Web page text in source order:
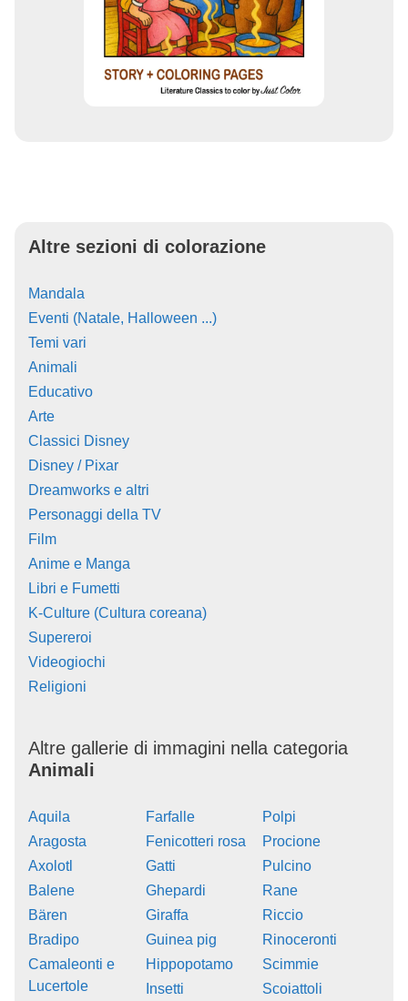
Altre sezioni di colorazione
Mandala
Eventi (Natale, Halloween ...)
Temi vari
Animali
Educativo
Arte
Classici Disney
Disney / Pixar
Dreamworks e altri
Personaggi della TV
Film
Anime e Manga
Libri e Fumetti
K-Culture (Cultura coreana)
Supereroi
Videogiochi
Religioni
Altre gallerie di immagini nella categoria
Animali
Aquila
Aragosta
Axolotl
Balene
Bären
Bradipo
Camaleonti e
Lucertole
Farfalle
Fenicotteri rosa
Gatti
Ghepardi
Giraffa
Guinea pig
Hippopotamo
Insetti
Polpi
Procione
Pulcino
Rane
Riccio
Rinoceronti
Scimmie
Scoiattoli